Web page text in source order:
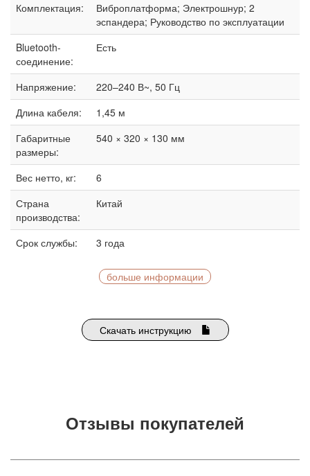
Комплектация:
Виброплатформа; Электрошнур; 2
эспандера; Руководство по эксплуатации
Bluetooth-
соединение:
Есть
Напряжение:
220–240 В~, 50 Гц
Длина кабеля:
1,45 м
Габаритные
размеры:
540 × 320 × 130 мм
Вес нетто, кг:
6
Страна
производства:
Китай
Срок службы: 3 года
больше информации
Скачать инструкцию
Отзывы покупателей